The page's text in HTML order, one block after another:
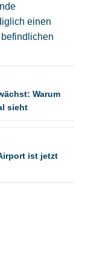
einen
Warum
sieht
ist jetzt